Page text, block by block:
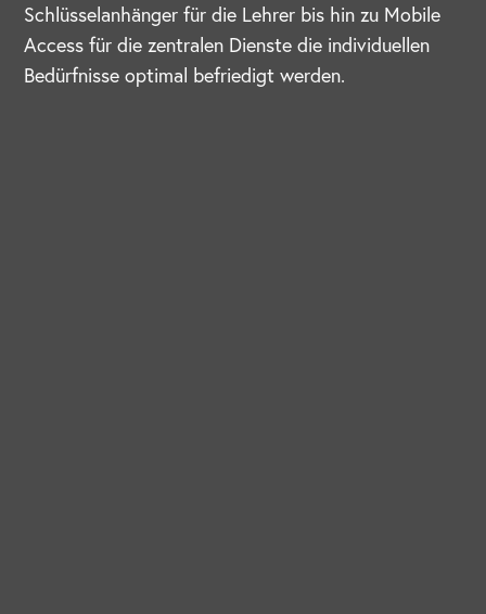
Schlüsselanhänger für die Lehrer bis hin zu Mobile
Access für die zentralen Dienste die individuellen
Bedürfnisse optimal befriedigt werden.